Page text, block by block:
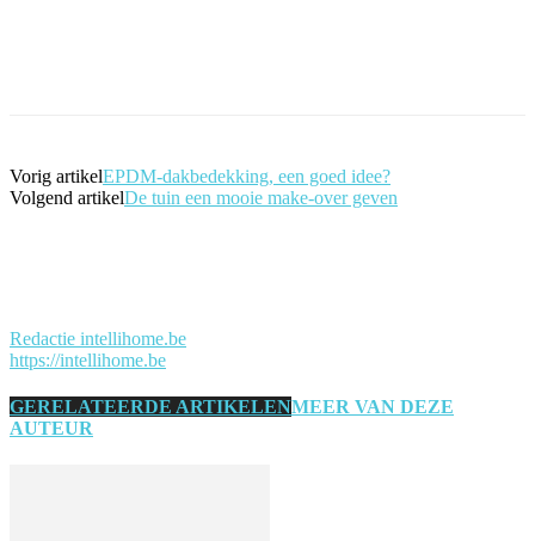
Vorig artikelEPDM-dakbedekking, een goed idee?
Volgend artikelDe tuin een mooie make-over geven
Redactie intellihome.be
https://intellihome.be
GERELATEERDE ARTIKELENMEER VAN DEZE
AUTEUR